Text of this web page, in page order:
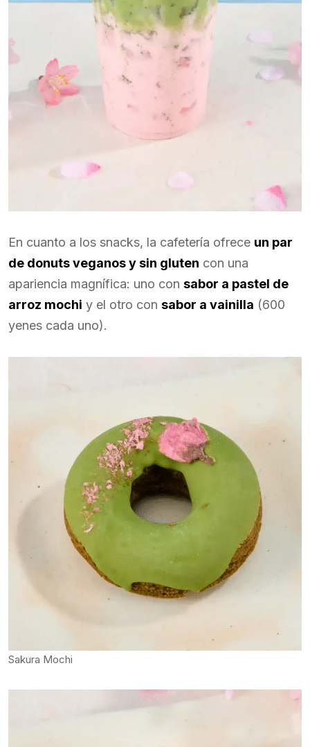
En cuanto a los snacks, la cafetería ofrece un par
de donuts veganos y sin gluten con una
apariencia magnífica: uno con sabor a pastel de
arroz mochi y el otro con sabor a vainilla (600
yenes cada uno).
Sakura Mochi